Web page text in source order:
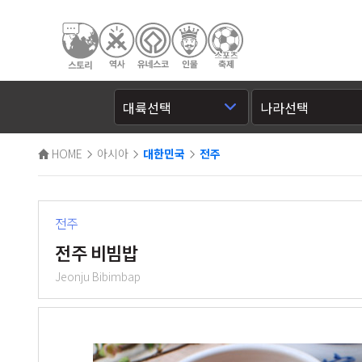
HOME 아시아 대한민국 전주
전주
전주 비빔밥
Jeonju Bibimbap